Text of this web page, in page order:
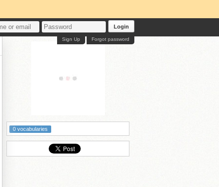
Login
Forgot password
Sign Up
0 vocabularies